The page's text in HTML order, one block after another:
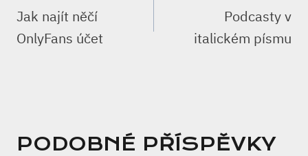
PRO
PŘÍSPĚVEK
Jak najít něčí
OnlyFans účet
Podcasty v
italickém písmu
PODOBNÉ PŘÍSPĚVKY